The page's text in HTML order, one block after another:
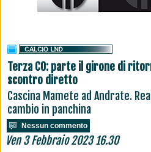
Terza CO: parte il girone di
scontro diretto
Cascina Mamete ad Andrate.
cambio in panchina
Nessun commento
Ven 3 Febbraio 2023 16.30